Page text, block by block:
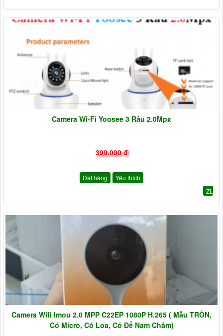
Camera Wi-Fi Yoosee 3 Râu 2.0Mpx
399.000 đ
Đặt hàng
Yêu thích
ZL
Camera Wifi Imou 2.0 MPP C22EP 1080P H.265 ( Mẫu TRÒN,
Có Micro, Có Loa, Có Đế Nam Châm)